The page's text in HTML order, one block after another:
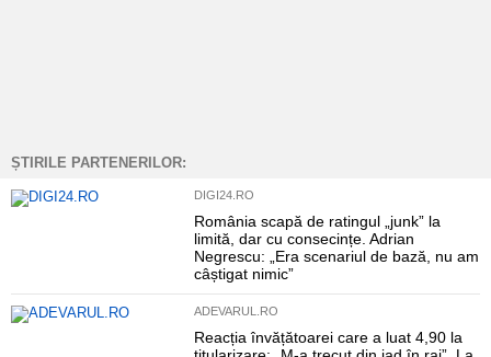
ȘTIRILE PARTENERILOR:
DIGI24.RO
România scapă de ratingul „junk” la
limită, dar cu consecințe. Adrian
Negrescu: „Era scenariul de bază, nu am
câștigat nimic”
ADEVARUL.RO
Reacția învățătoarei care a luat 4,90 la